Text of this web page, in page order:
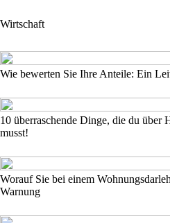
Wirtschaft
Wie bewerten Sie Ihre Anteile: Ein
10 überraschende Dinge, die du über
musst!
Worauf Sie bei einem
Warnung